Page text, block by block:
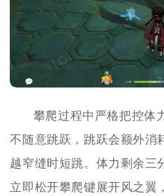
攀爬过程中严格把控体
不随意跳跃，跳跃会额外消
越窄缝时短跳。体力剩余三
立即松开攀爬键展开风之翼